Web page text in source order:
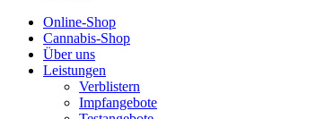
Online-Shop
Cannabis-Shop
Über uns
Leistungen
Verblistern
Impfangebote